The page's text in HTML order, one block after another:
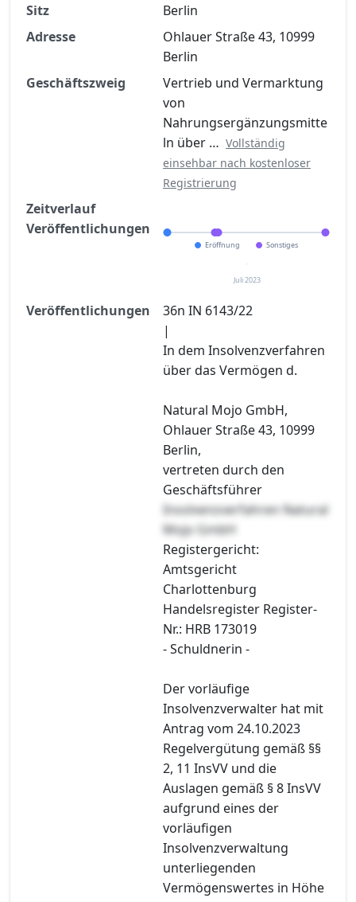
Finanzkennzahlen nach kostenloser
Registrierung verfügbar
Jetzt kostenlos registrieren
Sitz
Berlin
Adresse
Ohlauer Straße 43, 10999
Berlin
Geschäftszweig
Vertrieb und Vermarktung
von
Nahrungsergänzungsmitte
ln über … Vollständig
einsehbar nach kostenloser
Registrierung
Zeitverlauf
Veröffentlichungen
Eröffnung Sonstiges
Juli 2023
Veröffentlichungen
36n IN 6143/22
|
In dem Insolvenzverfahren
über das Vermögen d.
Natural Mojo GmbH,
Ohlauer Straße 43, 10999
Berlin,
vertreten durch den
Geschäftsführer
Insolvenzverfahren Natural
Mojo GmbH
Registergericht:
Amtsgericht
Charlottenburg
Handelsregister Register-
Nr.: HRB 173019
- Schuldnerin -
Der vorläufige
Insolvenzverwalter hat mit
Antrag vom 24.10.2023
Regelvergütung gemäß §§
2, 11 InsVV und die
Auslagen gemäß § 8 InsVV
aufgrund eines der
vorläufigen
Insolvenzverwaltung
unterliegenden
Vermögenswertes in Höhe